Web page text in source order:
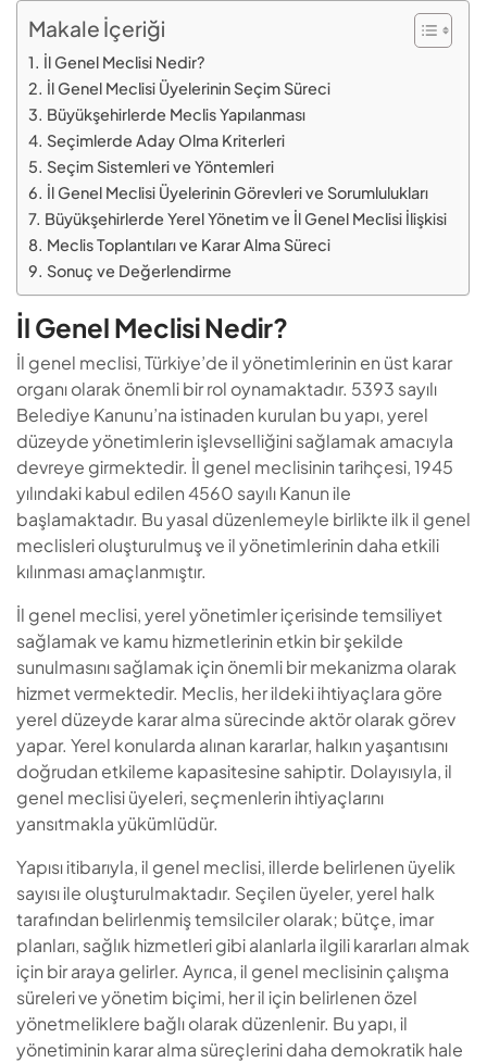
Makale İçeriği
İl Genel Meclisi Nedir?
İl Genel Meclisi Üyelerinin Seçim Süreci
Büyükşehirlerde Meclis Yapılanması
Seçimlerde Aday Olma Kriterleri
Seçim Sistemleri ve Yöntemleri
İl Genel Meclisi Üyelerinin Görevleri ve Sorumlulukları
Büyükşehirlerde Yerel Yönetim ve İl Genel Meclisi İlişkisi
Meclis Toplantıları ve Karar Alma Süreci
Sonuç ve Değerlendirme
İl Genel Meclisi Nedir?
İl genel meclisi, Türkiye’de il yönetimlerinin en üst karar
organı olarak önemli bir rol oynamaktadır. 5393 sayılı
Belediye Kanunu’na istinaden kurulan bu yapı, yerel
düzeyde yönetimlerin işlevselliğini sağlamak amacıyla
devreye girmektedir. İl genel meclisinin tarihçesi, 1945
yılındaki kabul edilen 4560 sayılı Kanun ile
başlamaktadır. Bu yasal düzenlemeyle birlikte ilk il genel
meclisleri oluşturulmuş ve il yönetimlerinin daha etkili
kılınması amaçlanmıştır.
İl genel meclisi, yerel yönetimler içerisinde temsiliyet
sağlamak ve kamu hizmetlerinin etkin bir şekilde
sunulmasını sağlamak için önemli bir mekanizma olarak
hizmet vermektedir. Meclis, her ildeki ihtiyaçlara göre
yerel düzeyde karar alma sürecinde aktör olarak görev
yapar. Yerel konularda alınan kararlar, halkın yaşantısını
doğrudan etkileme kapasitesine sahiptir. Dolayısıyla, il
genel meclisi üyeleri, seçmenlerin ihtiyaçlarını
yansıtmakla yükümlüdür.
Yapısı itibarıyla, il genel meclisi, illerde belirlenen üyelik
sayısı ile oluşturulmaktadır. Seçilen üyeler, yerel halk
tarafından belirlenmiş temsilciler olarak; bütçe, imar
planları, sağlık hizmetleri gibi alanlarla ilgili kararları almak
için bir araya gelirler. Ayrıca, il genel meclisinin çalışma
süreleri ve yönetim biçimi, her il için belirlenen özel
yönetmeliklere bağlı olarak düzenlenir. Bu yapı, il
yönetiminin karar alma süreçlerini daha demokratik hale